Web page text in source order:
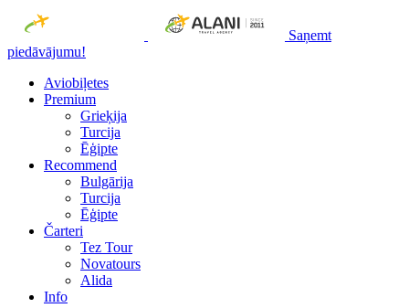
Saņemt
piedāvājumu!
Aviobiļetes
Premium
Grieķija
Turcija
Ēģipte
Recommend
Bulgārija
Turcija
Ēģipte
Čarteri
Tez Tour
Novatours
Alida
Info